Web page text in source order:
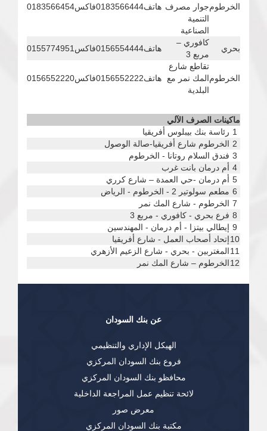
الخرطومجوار مصرف
التنمية
الصناعية
هاتف0183566444فاكس0183566454
بحري
كافوري –
مربع 3
هاتف0156554444فاكس 0155774951
الخرطوم
تقاطع شارع
المك نمر مع
البلدية
هاتف0156552222فاكس0156552220
ماكينات الصرف الآلي
1 رئاسة بنك بيبلوس أفريقيا
2 الخرطوم شارع أفريقيا-صالة الوصول
3 فندق السلام روتانا - الخرطوم
4 أم درمان بانت غرب
5 أم درمان -حي العمدة – شارع كرري
6 مطعم سولوتير 2 - الخرطوم - الرياض
7 الخرطوم - شارع المك نمر
8 فرع بحري - كافوري - مربع 3
9 إيطالي بيتزا - أم درمان - المهندسين
10إتحاد أصحاب العمل - شارع أفريقيا
11المغتربين - بحري - شارع الزعيم الأزهري
12الخرطوم – شارع المك نمر
عن بنك السودان
الهيكل الإداري والتنظيمي
فروع بنك السودان المركزي
محافظو بنك السودان المركزي
لائحة تنظيم عمل المراجعة الداخلية
معرض صور
مكتبة بنك السودان المركزي